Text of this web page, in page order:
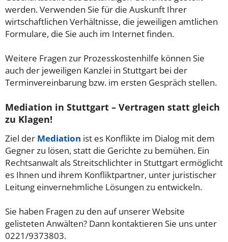
werden. Verwenden Sie für die Auskunft Ihrer
wirtschaftlichen Verhältnisse, die jeweiligen amtlichen
Formulare, die Sie auch im Internet finden.
Weitere Fragen zur Prozesskostenhilfe können Sie
auch der jeweiligen Kanzlei in Stuttgart bei der
Terminvereinbarung bzw. im ersten Gespräch stellen.
Mediation in Stuttgart – Vertragen statt gleich
zu Klagen!
Ziel der Mediation ist es Konflikte im Dialog mit dem
Gegner zu lösen, statt die Gerichte zu bemühen. Ein
Rechtsanwalt als Streitschlichter in Stuttgart ermöglicht
es Ihnen und ihrem Konfliktpartner, unter juristischer
Leitung einvernehmliche Lösungen zu entwickeln.
Sie haben Fragen zu den auf unserer Website
gelisteten Anwälten? Dann kontaktieren Sie uns unter
0221/9373803.